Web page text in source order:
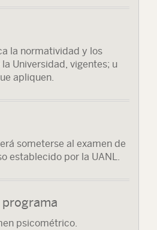
la normatividad y los
Universidad, vigentes; u
apliquen.
someterse al examen de
establecido por la UANL.
psicométrico.